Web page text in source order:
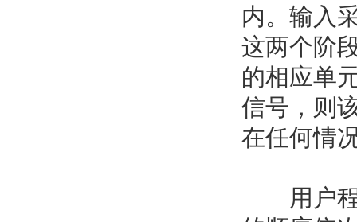
内。输入
这两个阶
的相应单
信号，则
在任何情
用户程